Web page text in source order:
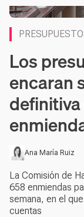
Los
encaran
Ana María Ruiz
La Comisión de
658 enmiendas
semana, en el
cuentas